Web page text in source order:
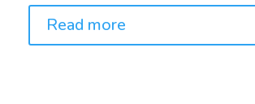
Read more